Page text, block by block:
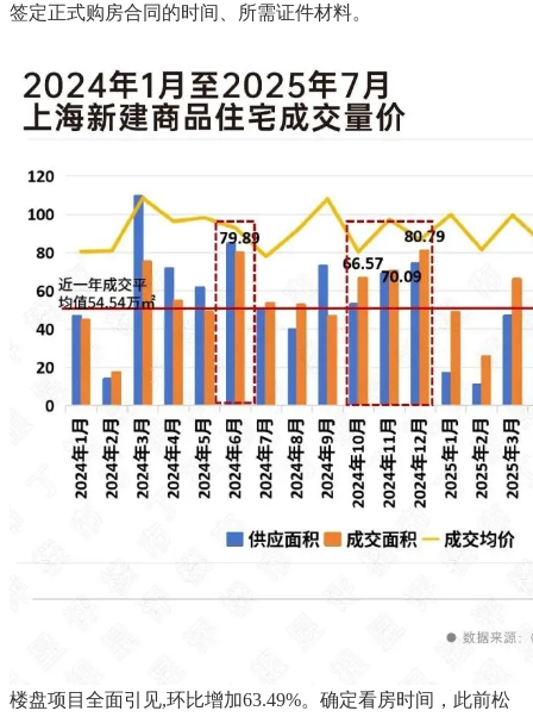
签定正式购房合同的时间、所需证件材料。
楼盘项目全面引见,环比增加63.49%。确定看房时间，此前松